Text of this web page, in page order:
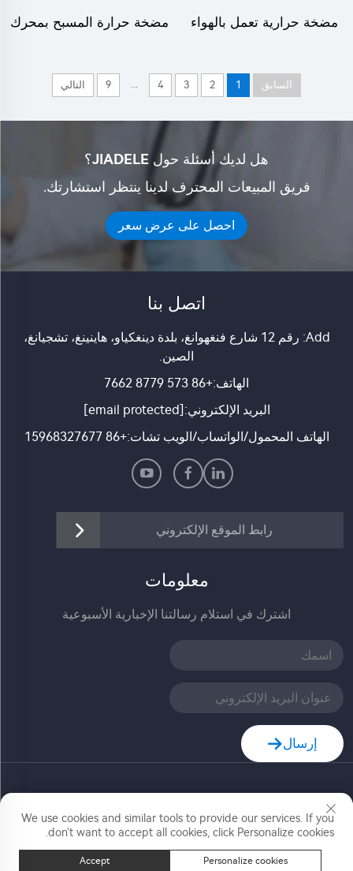
مضخة حرارية تعمل بالهواء
(DC)، موثوقة وعالية الكفاءة
في درجات الحرارة المرتفعة
للاستخدام المنزلي، وتستخدم
مضخة حرارة المسبح بمحرك
السابق 1
2
3
4
...
9 التالي
هل لديك أسئلة حول JIADELE؟
فريق المبيعات المحترف لدينا ينتظر استشارتك.
احصل على عرض سعر
اتصل بنا
Add: رقم 12 شارع فنغهوانغ، بلدة دينغكياو، هاينينغ، تشجيانغ،
الصين.
الهاتف:+86 573 8779 7662
البريد الإلكتروني:
الهاتف المحمول/الواتساب/الويب تشات:+86 15968327677
رابط الموقع الإلكتروني
معلومات
اشترك في استلام رسالتنا الإخبارية الأسبوعية
إرسال
حقوق النشر © شركة زهيجيانغ جيا ديله للتكنولوجيا المحدودة.
جميع الحقوق محفوظة
We use cookies and similar tools to provide our services. If you
don't want to accept all cookies, click Personalize cookies.
Personalize cookies
Accept